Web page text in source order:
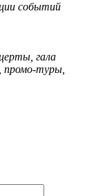
событий
гала
туры,